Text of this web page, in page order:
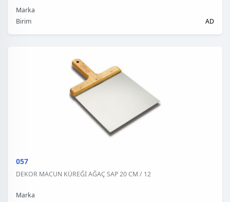
Marka
Birim
AD
057
DEKOR MACUN KÜREĞİ AĞAÇ SAP 20 CM / 12
Marka